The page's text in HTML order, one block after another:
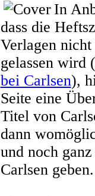
In
dass die
Verlagen
gelassen wird
bei Carlsen),
Seite eine
Titel von
dann
und noch
Carlsen